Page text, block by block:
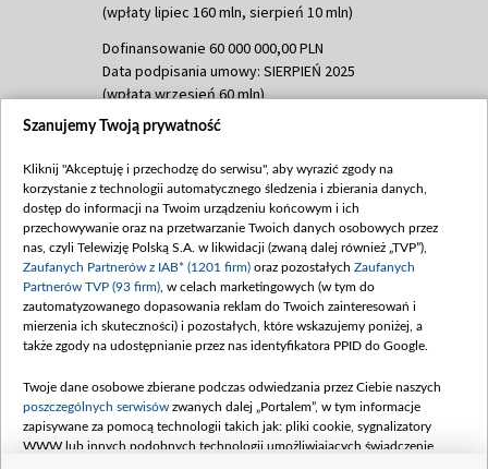
(wpłaty lipiec 160 mln, sierpień 10 mln)
Dofinansowanie 60 000 000,00 PLN
Data podpisania umowy: SIERPIEŃ 2025
(wpłata wrzesień 60 mln)
Dofinansowanie 635 783 051,21 PLN
(wpłata wrzesień 100 mln, październik 350
mln, listopad 265 mln)
Dofinansowanie 48 862 000,00 PLN
Data podpisania umowy: GRUDZIEŃ 2025
(wpłata grudzień 60,548 mln)
Dofinansowanie 900 000 000,00 PLN
Data podpisania umowy: LUTY 2026 (wpłata
kwiecień 180 mln, 7 maja 180 mln, 8
czerwca 90 mln)
Dofinansowanie 250 000 000,00 PLN
Szanujemy Twoją prywatność
Kliknij "Akceptuję i przechodzę do serwisu", aby wyrazić zgody na
korzystanie z technologii automatycznego śledzenia i zbierania danych,
dostęp do informacji na Twoim urządzeniu końcowym i ich
przechowywanie oraz na przetwarzanie Twoich danych osobowych przez
nas, czyli Telewizję Polską S.A. w likwidacji (zwaną dalej również „TVP”),
Zaufanych Partnerów z IAB* (1201 firm) oraz pozostałych Zaufanych
Partnerów TVP (93 firm) , w celach marketingowych (w tym do
zautomatyzowanego dopasowania reklam do Twoich zainteresowań i
mierzenia ich skuteczności) i pozostałych, które wskazujemy poniżej, a
także zgody na udostępnianie przez nas identyfikatora PPID do Google.
Twoje dane osobowe zbierane podczas odwiedzania przez Ciebie naszych
poszczególnych serwisów zwanych dalej „Portalem”, w tym informacje
zapisywane za pomocą technologii takich jak: pliki cookie, sygnalizatory
WWW lub innych podobnych technologii umożliwiających świadczenie